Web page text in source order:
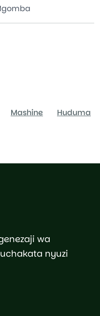
Mashine Huduma
wa
nyuzi